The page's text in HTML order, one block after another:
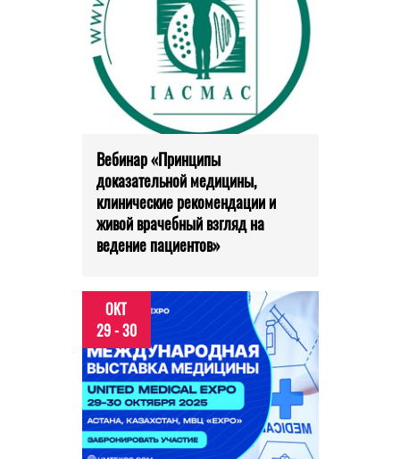
Вебинар «Принципы
доказательной медицины,
клинические рекомендации и
живой врачебный взгляд на
ведение пациентов»
ОКТ
29 - 30